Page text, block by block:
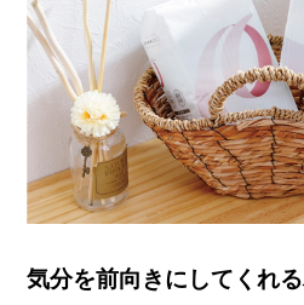
気分を前向きにしてくれ